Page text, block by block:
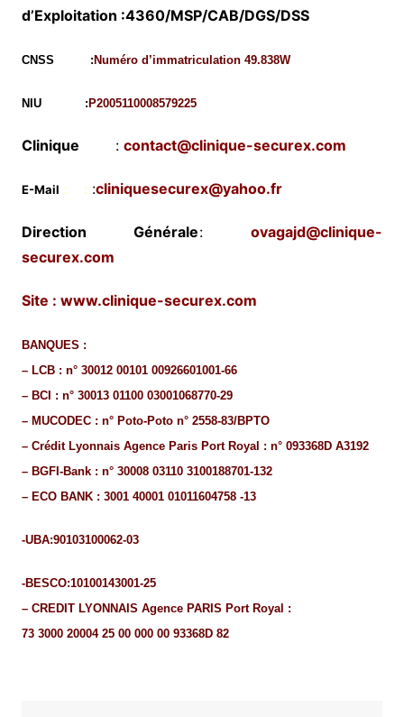
d’Exploitation :4360/MSP/CAB/DGS/DSS
CNSS :Numéro d’immatriculation 49.838W
NIU :P2005110008579225
Clinique : contact@clinique-securex.com
E-Mail : : :cliniquesecurex@yahoo.fr
Direction Générale: ovagajd@clinique-
securex.com
Site : www.clinique-securex.com
BANQUES :
– LCB : n° 30012 00101 00926601001-66
– BCI : n° 30013 01100 03001068770-29
– MUCODEC : n° Poto-Poto n° 2558-83/BPTO
– Crédit Lyonnais Agence Paris Port Royal : n° 093368D A3192
– BGFI-Bank : n° 30008 03110 3100188701-132
– ECO BANK : 3001 40001 01011604758 -13
-UBA:90103100062-03
-BESCO:10100143001-25
– CREDIT LYONNAIS Agence PARIS Port Royal :
73 3000 20004 25 00 000 00 93368D 82